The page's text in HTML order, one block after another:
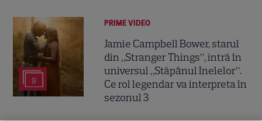
9
PRIME VIDEO
Jamie Campbell Bower, starul
din „Stranger Things”, intră în
universul „Stăpânul Inelelor”.
Ce rol legendar va interpreta în
sezonul 3